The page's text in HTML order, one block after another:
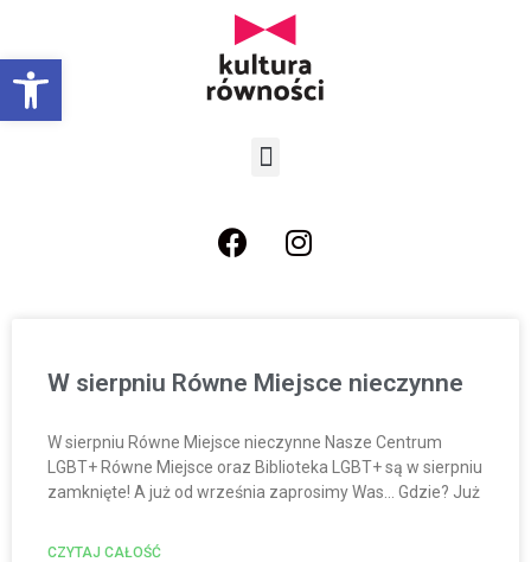
Open toolbar
W sierpniu Równe Miejsce nieczynne
W sierpniu Równe Miejsce nieczynne Nasze Centrum
LGBT+ Równe Miejsce oraz Biblioteka LGBT+ są w sierpniu
zamknięte! A już od września zaprosimy Was… Gdzie? Już
CZYTAJ CAŁOŚĆ